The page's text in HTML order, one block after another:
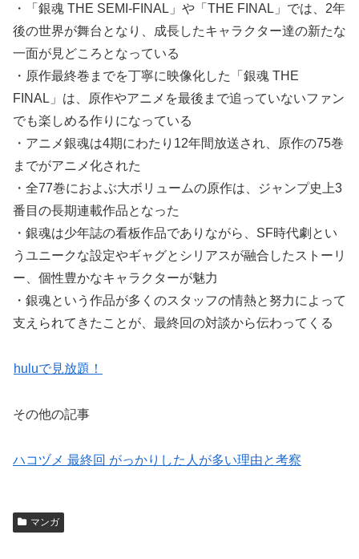
・「銀魂 THE SEMI-FINAL」や「THE FINAL」では、2年
後の世界が舞台となり、成長したキャラクター達の新たな
一面が見どころとなっている
・原作最終巻までを丁寧に映像化した「銀魂 THE
FINAL」は、原作やアニメを最後まで追っていないファン
でも楽しめる作りになっている
・アニメ銀魂は4期にわたり12年間放送され、原作の75巻
までがアニメ化された
・全77巻におよぶ大ボリュームの原作は、ジャンプ史上3
番目の長期連載作品となった
・銀魂は少年誌の看板作品でありながら、SF時代劇とい
うユニークな設定やギャグとシリアスが融合したストーリ
ー、個性豊かなキャラクターが魅力
・銀魂という作品が多くのスタッフの情熱と努力によって
支えられてきたことが、最終回の対談から伝わってくる
huluで見放題！
その他の記事
ハコヅメ 最終回 がっかりした人が多い理由と考察
マンガ